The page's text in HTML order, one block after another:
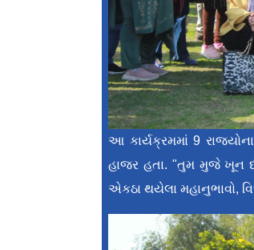
આ કાર્યક્રમમાં 9
હાજર હતા. "તુમ મુજે ખૂન
એકઠા થયેલા મહાનુભાવો,